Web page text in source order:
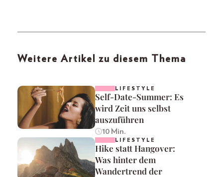
Weitere Artikel zu diesem Thema
LIFESTYLE
Self-Date-Summer: Es
wird Zeit uns selbst
auszuführen
10 Min.
LIFESTYLE
Hike statt Hangover:
Was hinter dem
Wandertrend der